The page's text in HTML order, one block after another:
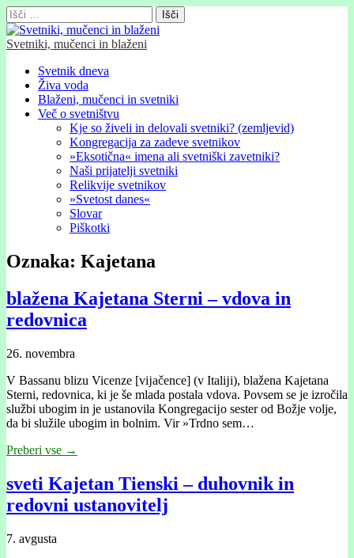
Išči:
Svetniki, mučenci in blaženi
Glavni
meni
Skip
content
Svetnik dneva
Živa voda
Blaženi, mučenci in svetniki
Več o svetništvu
Kje so živeli in delovali svetniki? (zemljevid)
Kongregacija za zadeve svetnikov
»Eksotična« imena ali svetniški zavetniki?
Naši prijatelji svetniki
Relikvije svetnikov
»Svetost danes«
Slovar
Piškotki
Oznaka: Kajetana
blažena Kajetana Sterni – vdova in
redovnica
26. novembra
V Bassanu blizu Vicenze [vĳačence] (v Italĳi), blažena Kajetana
Sterni, redovnica, ki je še mlada postala vdova. Povsem se je izročila
službi ubogim in je ustanovila Kongregacĳo sester od Božje volje,
da bi služile ubogim in bolnim. Vir »Trdno sem…
Preberi vse →
sveti Kajetan Tienski – duhovnik in
redovni ustanovitelj
7. avgusta